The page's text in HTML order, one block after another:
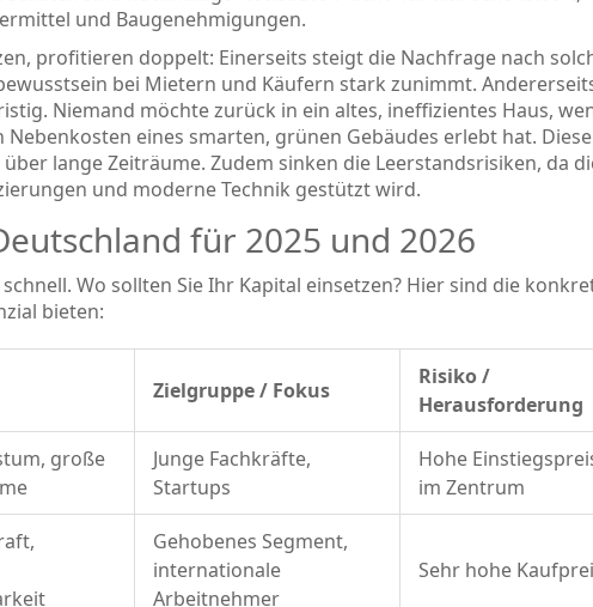
und Baugenehmigungen.
profitieren doppelt: Einerseits steigt die Nachfrage nach
bei Mietern und Käufern stark zunimmt.
Niemand möchte zurück in ein altes, ineffizientes Haus,
eines smarten, grünen Gebäudes erlebt hat. Diese
lange Zeiträume. Zudem sinken die Leerstandsrisiken, da
und moderne Technik gestützt wird.
für 2025 und 2026
Wo sollten Sie Ihr Kapital einsetzen? Hier sind die
bieten:
Zielgruppe / Fokus
Risiko /
Herausforderung
große
Junge Fachkräfte,
Startups
Hohe
im Zentrum
Gehobenes Segment,
internationale
Arbeitnehmer
Sehr hohe